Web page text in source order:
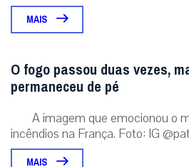
MAIS
O fogo passou duas vezes,
permaneceu de pé
A imagem que emocionou o
incêndios na França. Foto: IG
MAIS